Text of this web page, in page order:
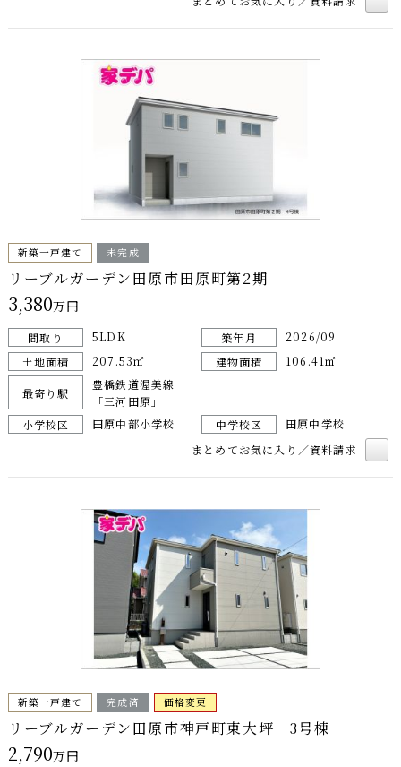
新築一戸建て 未完成
リーブルガーデン田原市田原町第2期
3,380万円
間取り 5LDK 築年月
2026/09
土地面積
207.53㎡ 建物面積 106.41㎡
最寄り駅
豊橋鉄道渥美線
「三河田原」
小学校区
田原中部小学校 中学校区
田原中学校
まとめてお気に入り／資料請求
新築一戸建て 完成済 価格変更
リーブルガーデン田原市神戸町東大坪 3号棟
2,790万円